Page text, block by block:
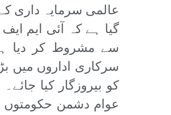
عالمی سرمایہ داری
سے مشروط کر دیا
سرکاری اداروں میں
کو بیروزگار کیا
عوام دشمن حکومتوں